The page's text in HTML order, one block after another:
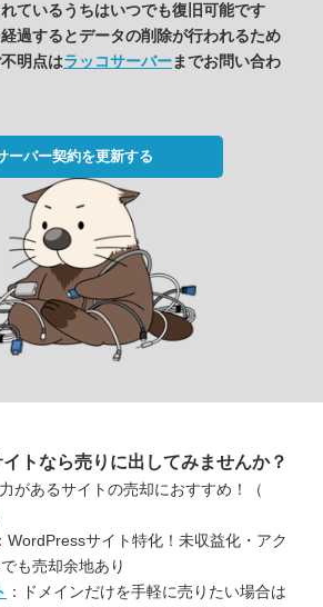
ているうちはいつでも復旧可能です
過するとデータの削除が行われるため
明点はラッコサーバーまでお問い合わ
ーバー契約を更新する
トなら売りに出してみませんか？
力があるサイトの売却におすすめ！（
：WordPressサイト特化！未収益化・アク
も売却余地あり
：ドメインだけを手軽に売りたい場合は